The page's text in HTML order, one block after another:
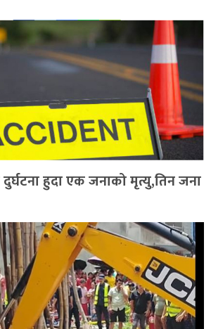
हुदा एक जनाको मृत्यु,तिन जना